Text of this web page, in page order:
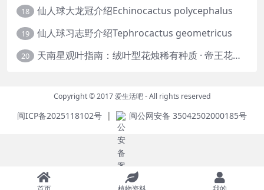
18 仙人球大龙冠介绍Echinocactus polycephalus
19 仙人球习志野介绍Tephrocactus geometricus
20 天南星观叶指南：绒叶型花烛稀有种质 · 帝王花烛等
Copyright © 2017爱生活吧- All rights reserved
闽ICP备2025118102号 | 闽公网安备 35042502000185号